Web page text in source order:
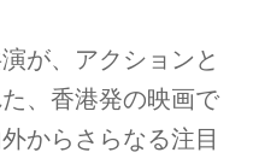
が、アクションと
、香港発の映画で
からさらなる注目